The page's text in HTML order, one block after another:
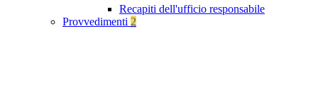
Recapiti dell'ufficio responsabile
Provvedimenti 2